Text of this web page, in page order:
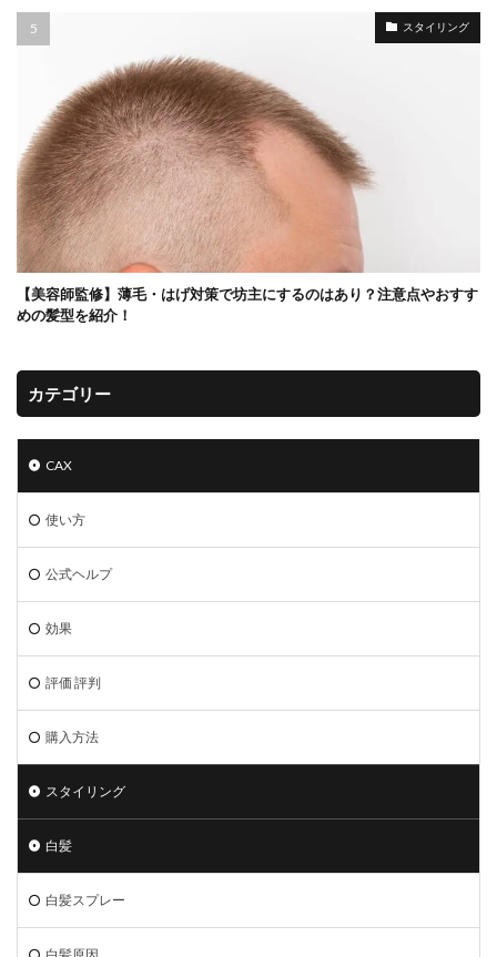
スタイリング
【美容師監修】薄毛・はげ対策で坊主にするのはあり？注意点やおすす
めの髪型を紹介！
カテゴリー
CAX
使い方
公式ヘルプ
効果
評価 評判
購入方法
スタイリング
白髪
白髪スプレー